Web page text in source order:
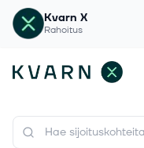
Kvarn X
Rahoitus